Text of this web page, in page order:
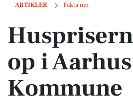
ARTIKLER Fakta om
Huspriserne går op i Aarhus
op i Aarhus
Kommune